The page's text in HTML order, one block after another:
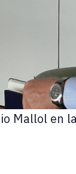
Mallol en